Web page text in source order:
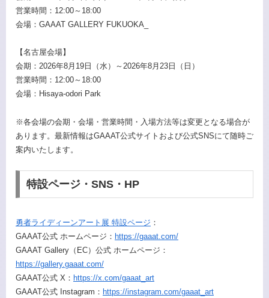
営業時間：12:00～18:00
会場：GAAAT GALLERY FUKUOKA_
【名古屋会場】
会期：2026年8月19日（水）～2026年8月23日（日）
営業時間：12:00～18:00
会場：Hisaya-odori Park
※各会場の会期・会場・営業時間・入場方法等は変更となる場合が
あります。最新情報はGAAAT公式サイトおよび公式SNSにて随時ご
案内いたします。
特設ページ・SNS・HP
勇者ライディーンアート展 特設ページ ：
GAAAT公式 ホームページ： https://gaaat.com/
GAAAT Gallery（EC）公式 ホームページ：
https://gallery.gaaat.com/
GAAAT公式 X： https://x.com/gaaat_art
GAAAT公式 Instagram： https://instagram.com/gaaat_art